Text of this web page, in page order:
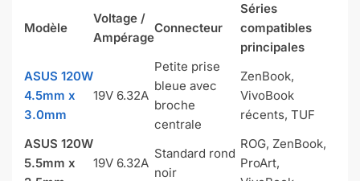
Modèle
Voltage /
Ampérage
Connecteur
Séries
compatibles
principales
ASUS 120W
4.5mm x
3.0mm
19V 6.32A
Petite prise
bleue avec
broche
centrale
ZenBook,
VivoBook
récents, TUF
ASUS 120W
5.5mm x
19V 6.32A
Standard rond
noir
ROG, ZenBook,
ProArt,